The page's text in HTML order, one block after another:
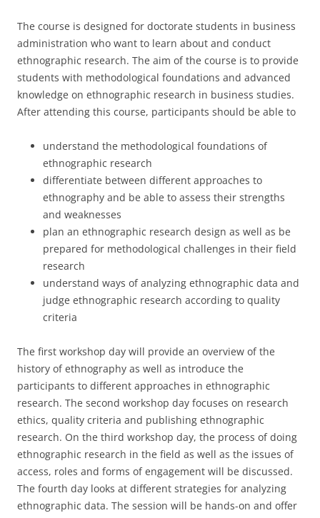
The course is designed for doctorate students in business
administration who want to learn about and conduct
ethnographic research. The aim of the course is to provide
students with methodological foundations and advanced
knowledge on ethnographic research in business studies.
After attending this course, participants should be able to
understand the methodological foundations of
ethnographic research
differentiate between different approaches to
ethnography and be able to assess their strengths
and weaknesses
plan an ethnographic research design as well as be
prepared for methodological challenges in their field
research
understand ways of analyzing ethnographic data and
judge ethnographic research according to quality
criteria
The first workshop day will provide an overview of the
history of ethnography as well as introduce the
participants to different approaches in ethnographic
research. The second workshop day focuses on research
ethics, quality criteria and publishing ethnographic
research. On the third workshop day, the process of doing
ethnographic research in the field as well as the issues of
access, roles and forms of engagement will be discussed.
The fourth day looks at different strategies for analyzing
ethnographic data. The session will be hands-on and offer